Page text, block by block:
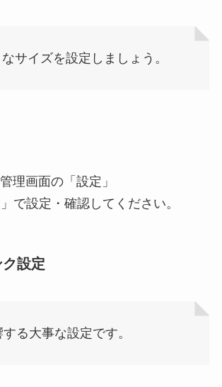
サイズを設定しましょう。
理画面の「設定」
」で設定・確認してください。
設定
る大事な設定です。